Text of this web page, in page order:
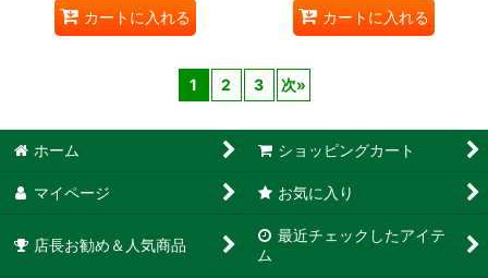
カートに入れる カートに入れる
1 2 3 次»
ホーム ショッピングカート
マイページ お気に入り
店長お勧め＆人気商品
最近チェックしたアイテ
ム